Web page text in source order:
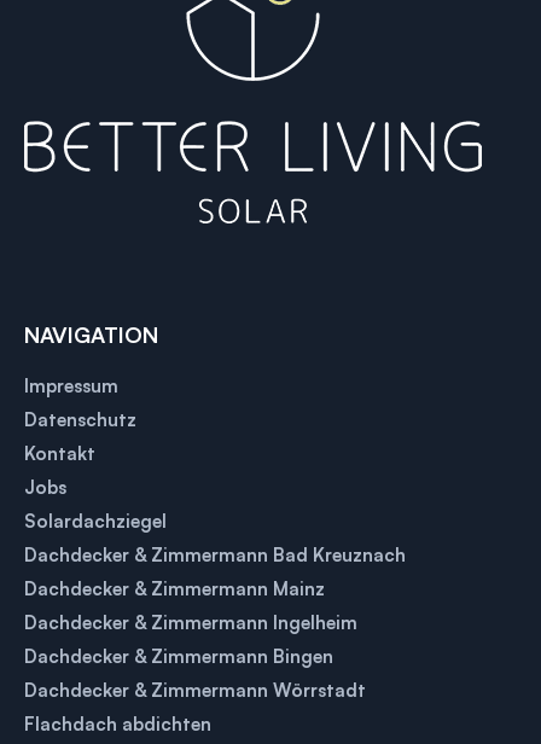
NAVIGATION
Impressum
Datenschutz
Kontakt
Jobs
Solardachziegel
Dachdecker & Zimmermann Bad Kreuznach
Dachdecker & Zimmermann Mainz
Dachdecker & Zimmermann Ingelheim
Dachdecker & Zimmermann Bingen
Dachdecker & Zimmermann Wörrstadt
Flachdach abdichten